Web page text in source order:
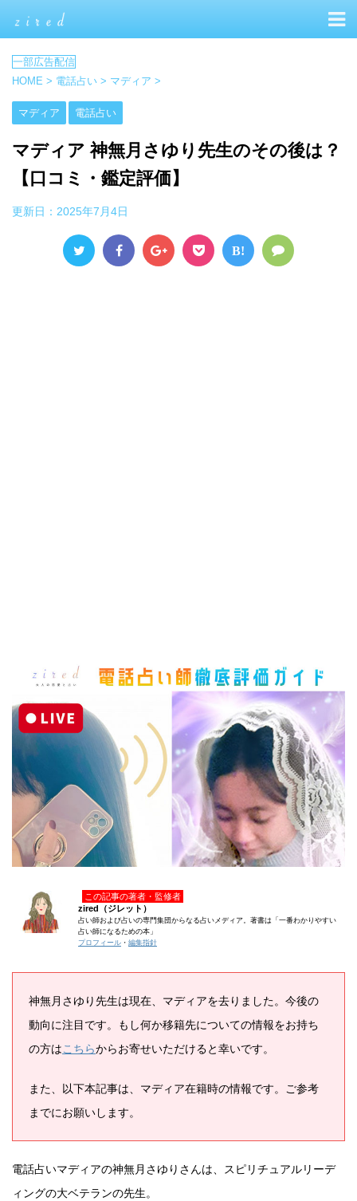
HOME > 電話占い > マディア >
マディア 電話占い
マディア 神無月さゆり先生のその後は？
【口コミ・鑑定評価】
更新日： 2025年7月4日
B!
この記事の著者・監修者
zired（ジレット）
占い師および占いの専門集団からなる占いメディア。著書は「一番わかりやすい
占い師になるための本」
プロフィール ・ 編集指針
神無月さゆり先生は現在、マディアを去りました。今後の
動向に注目です。もし何か移籍先についての情報をお持ち
の方はこちらからお寄せいただけると幸いです。
また、以下本記事は、マディア在籍時の情報です。ご参考
までにお願いします。
電話占いマディアの神無月さゆりさんは、スピリチュアルリーデ
ィングの大ベテランの先生。